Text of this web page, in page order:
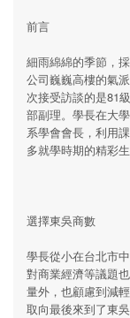
前言
細雨綿綿的季節，
公司巍巍高樓的氣
次接受訪談的是81
部副理。學長在大
系學會會長，利用
多就學時期的精彩
選擇東吳商數
學長從小在台北市
對商業經濟等議題
量外，也顧慮到減
取向最後來到了東